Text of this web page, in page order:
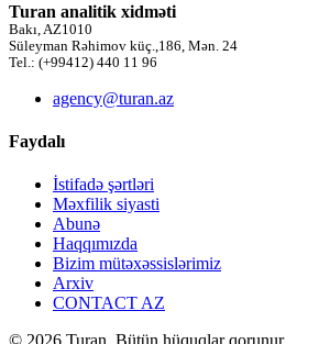
Turan analitik xidməti
Bakı, AZ1010
Süleyman Rəhimov küç.,186, Mən. 24
Tel.: (+99412) 440 11 96
agency@turan.az
Faydalı
İstifadə şərtləri
Məxfilik siyasti
Abunə
Haqqımızda
Bizim mütəxəssislərimiz
Arxiv
CONTACT AZ